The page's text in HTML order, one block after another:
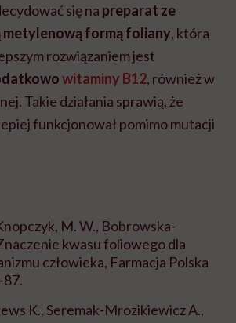
się na preparat ze
metylenową formą foliany, która
rozwiązaniem jest
witaminy B12, również w
Takie działania sprawią, że
funkcjonował pomimo mutacji
M. W., Bobrowska-
kwasu foliowego dla
człowieka, Farmacja Polska
87.
K., Seremak-Mrozikiewicz A.,